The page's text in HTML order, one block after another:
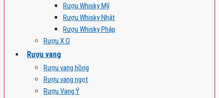
Rượu Whisky Mỹ
Rượu Whisky Nhật
Rượu Whisky Pháp
Rượu X.O
Rượu vang
Rượu vang hồng
Rượu vang ngọt
Rượu Vang Ý